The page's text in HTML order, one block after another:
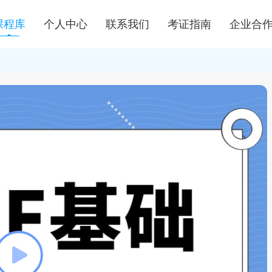
程库 个人中心 联系我们 考证指南 企业合